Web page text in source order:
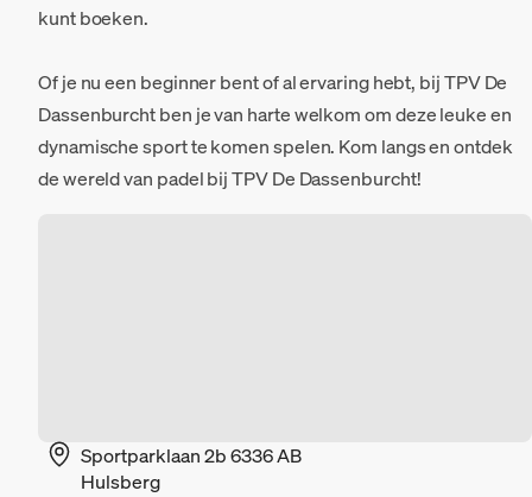
kunt boeken.
Of je nu een beginner bent of al ervaring hebt, bij TPV De
Dassenburcht ben je van harte welkom om deze leuke en
dynamische sport te komen spelen. Kom langs en ontdek
de wereld van padel bij TPV De Dassenburcht!
Sportparklaan 2b 6336 AB
Hulsberg